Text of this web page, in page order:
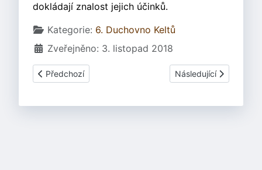
dokládají znalost jejich účinků.
Základní údaje
Kategorie: 6. Duchovno Keltů
Zveřejněno: 3. listopad 2018
Předchozí článek: 6.13 Péče o zdraví - Trepanace lebky
Předchozí Další článek: 6.7.2
Následující